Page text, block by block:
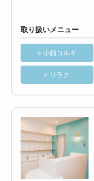
取り扱いメニュー
○ 小顔コルギ
○ リラク